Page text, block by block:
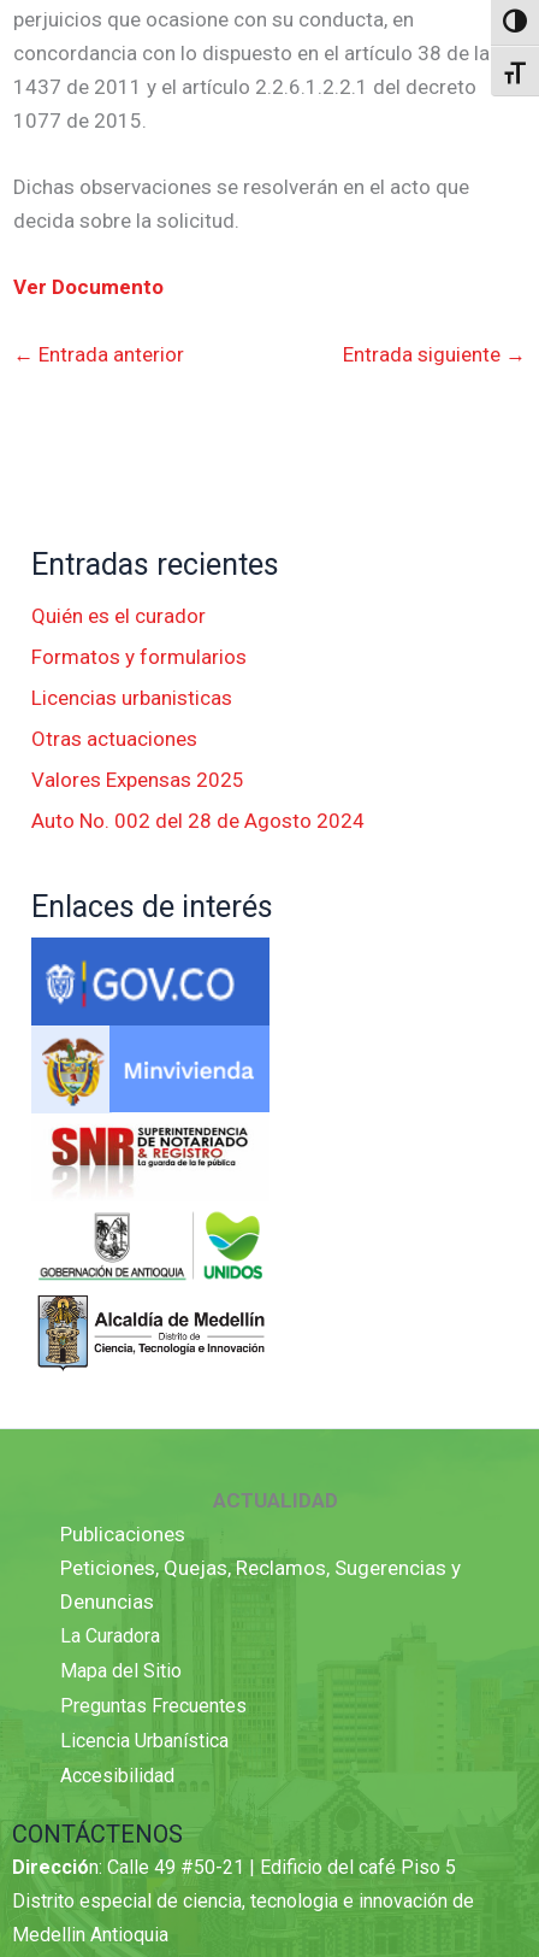
perjuicios que ocasione con su conducta, en
concordancia con lo dispuesto en el artículo 38 de la ley
1437 de 2011 y el artículo 2.2.6.1.2.2.1 del decreto
1077 de 2015.
Dichas observaciones se resolverán en el acto que
decida sobre la solicitud.
Ver Documento
← Entrada anterior Entrada siguiente →
Entradas recientes
Quién es el curador
Formatos y formularios
Licencias urbanisticas
Otras actuaciones
Valores Expensas 2025
Auto No. 002 del 28 de Agosto 2024
Enlaces de interés
ACTUALIDAD
Publicaciones
Peticiones, Quejas, Reclamos, Sugerencias y
Denuncias
La Curadora
Mapa del Sitio
Preguntas Frecuentes
Licencia Urbanística
Accesibilidad
CONTÁCTENOS
Dirección: Calle 49 #50-21 | Edificio del café Piso 5
Distrito especial de ciencia, tecnologia e innovación de
Medellin Antioquia